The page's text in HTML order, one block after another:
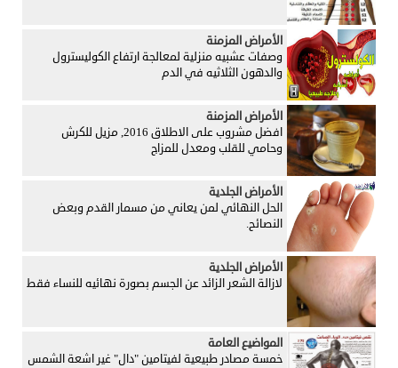
الأمراض المزمنة
وصفات عشبيه منزلية لمعالجة ارتفاع الكوليسترول
والدهون الثلاثيه في الدم
الأمراض المزمنة
افضل مشروب على الاطلاق 2016, مزيل للكرش
وحامي للقلب ومعدل للمزاج
الأمراض الجلدية
الحل النهائي لمن يعاني من مسمار القدم وبعض
النصائح.
الأمراض الجلدية
لازالة الشعر الزائد عن الجسم بصورة نهائيه للنساء فقط
المواضيع العامة
خمسة مصادر طبيعية لفيتامين "دال" غير اشعة الشمس